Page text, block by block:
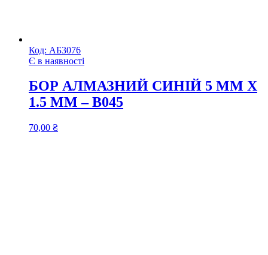
Код: АБ3076
Є в наявності
БОР АЛМАЗНИЙ СИНІЙ 5 ММ Х
1.5 ММ – B045
70,00 ₴